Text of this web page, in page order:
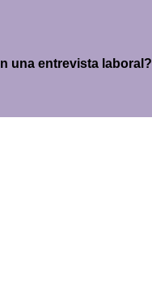
una entrevista laboral?